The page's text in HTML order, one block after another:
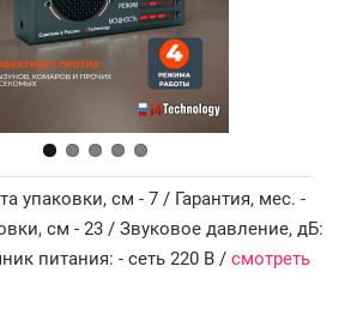
упаковки, см - 7 / Гарантия, мес. -
см - 23 / Звуковое давление, дБ:
питания: - сеть 220 В / смотреть